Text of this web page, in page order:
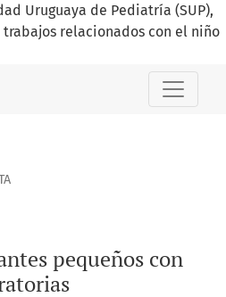
Uruguaya de Pediatría (SUP),
relacionados con el niño
con infecciones
pequeños con